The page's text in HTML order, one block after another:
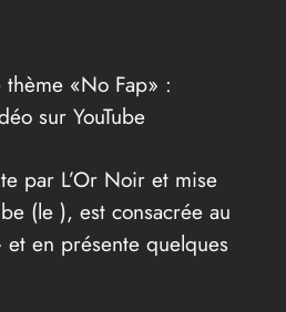
«No Fap» :
sur YouTube
par L’Or Noir et mise
(le ), est consacrée au
en présente quelques